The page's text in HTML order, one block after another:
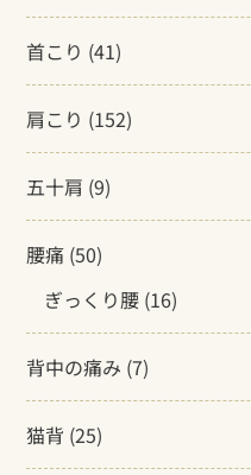
首こり (41)
肩こり (152)
五十肩 (9)
腰痛 (50)
ぎっくり腰 (16)
背中の痛み (7)
猫背 (25)